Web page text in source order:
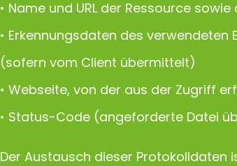
• Name und URL der Ressource
• Erkennungsdaten des
(sofern vom Client übermittelt)
• Webseite, von der aus der Zugriff
• Status-Code (angeforderte Datei
Der Austausch dieser Protokolldaten